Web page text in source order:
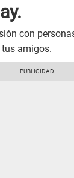
con
amigos.